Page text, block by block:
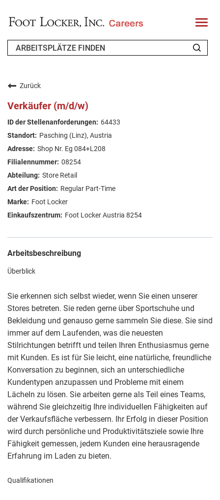
T
o
l
FAQ
ARBEIT SUCHEN
GERMAN
Zurück
Verkäufer (m/d/w)
64433
Pasching (Linz), Austria
Shop Nr. Eg 084+L208
08254
Store Retail
Regular Part-Time
Foot Locker
Foot Locker Austria 8254
Arbeitsbeschreibung
Überblick
Sie erkennen sich selbst wieder, wenn Sie einen unserer
Stores betreten. Sie reden gerne über Sportschuhe und
Bekleidung und genauso gerne sammeln Sie diese. Sie sind
immer auf dem Laufenden, was die neuesten
Stilrichtungen betrifft und teilen Ihren Enthusiasmus gerne
mit Kunden. Es ist für Sie leicht, eine natürliche, freundliche
Konversation zu beginnen, sich an unterschiedliche
Kundentypen anzupassen und Probleme mit einem
Lächeln zu lösen. Sie arbeiten gerne als Teil eines Teams,
während Sie gleichzeitig Ihre individuellen Fähigkeiten auf
der Verkaufsfläche verbessern. Ihr Erfolg in dieser Position
wird durch persönliche und Produktivitätsziele sowie Ihre
Fähigkeit gemessen, jedem Kunden eine herausragende
Erfahrung im Laden zu bieten.
Qualifikationen